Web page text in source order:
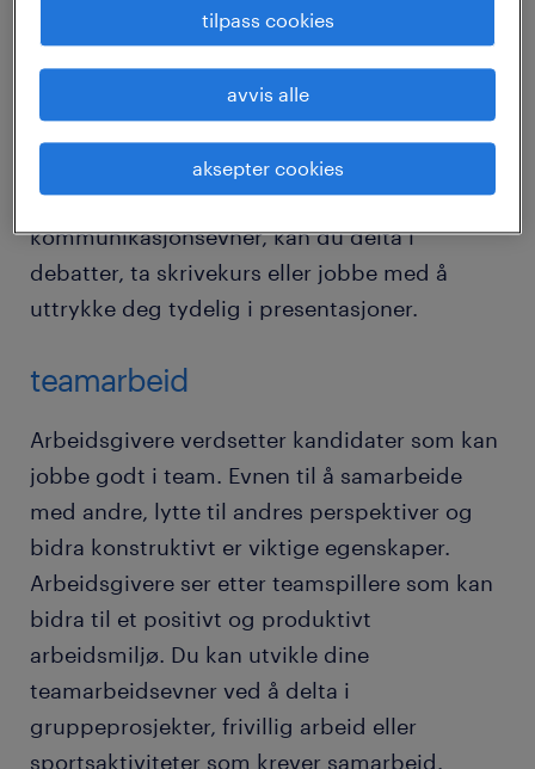
kandidater som kan uttrykke seg tydelig
kommunisere effektivt med kolleger, kunder
og andre interessenter er viktig for å bygge
sterke arbeidsforhold og for å unngå
misforståelser. For å forbedre dine
kommunikasjonsevner, kan du delta i
debatter, ta skrivekurs eller jobbe med å
uttrykke deg tydelig i presentasjoner.
teamarbeid
Arbeidsgivere verdsetter kandidater som kan
jobbe godt i team. Evnen til å samarbeide
med andre, lytte til andres perspektiver og
bidra konstruktivt er viktige egenskaper.
Arbeidsgivere ser etter teamspillere som kan
bidra til et positivt og produktivt
arbeidsmiljø. Du kan utvikle dine
teamarbeidsevner ved å delta i
gruppeprosjekter, frivillig arbeid eller
sportsaktiviteter som krever samarbeid.
tilpass cookies
avvis alle
aksepter cookies